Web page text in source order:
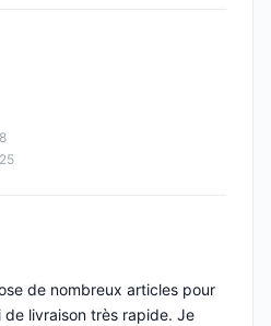
de nombreux articles pour
de livraison très rapide. Je